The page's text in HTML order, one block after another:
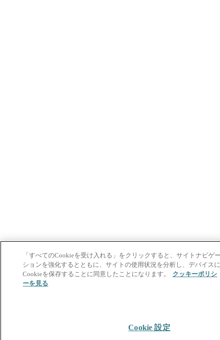
「すべてのCookieを受け入れる」をクリックすると、サイトナビゲ
ションを強化するとともに、サイトの使用状況を分析し、デバイス
Cookieを保存することに同意したことになります。
クッキーポリシ
ーを見る
Cookie 設定